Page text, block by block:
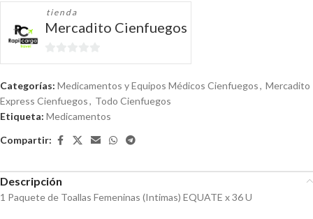
tienda
Mercadito Cienfuegos
0
Categorías: Medicamentos y Equipos Médicos Cienfuegos, Mercadito
Express Cienfuegos, Todo Cienfuegos
Etiqueta: Medicamentos
Compartir:
Descripción
1 Paquete de Toallas Femeninas (Intimas) EQUATE x 36 U